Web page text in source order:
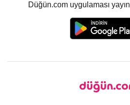
Düğün.com uygulaması